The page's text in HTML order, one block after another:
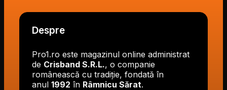
Despre
Pro1.ro este magazinul online administrat
de Crisband S.R.L., o companie
românească cu tradiție, fondată în
anul 1992 în Râmnicu Sărat.